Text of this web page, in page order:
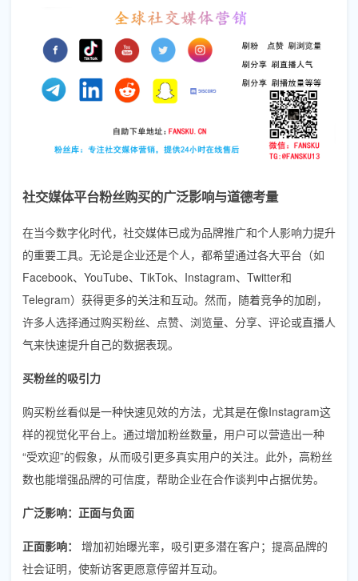
社交媒体平台粉丝购买的广泛影响与道德考量
在当今数字化时代，社交媒体已成为品牌推广和个人影响力提升
的重要工具。无论是企业还是个人，都希望通过各大平台（如
Facebook、YouTube、TikTok、Instagram、Twitter和
Telegram）获得更多的关注和互动。然而，随着竞争的加剧，
许多人选择通过购买粉丝、点赞、浏览量、分享、评论或直播人
气来快速提升自己的数据表现。
买粉丝的吸引力
购买粉丝看似是一种快速见效的方法，尤其是在像Instagram这
样的视觉化平台上。通过增加粉丝数量，用户可以营造出一种
“受欢迎”的假象，从而吸引更多真实用户的关注。此外，高粉丝
数也能增强品牌的可信度，帮助企业在合作谈判中占据优势。
广泛影响：正面与负面
正面影响：
增加初始曝光率，吸引更多潜在客户；提高品牌的
社会证明，使新访客更愿意停留并互动。